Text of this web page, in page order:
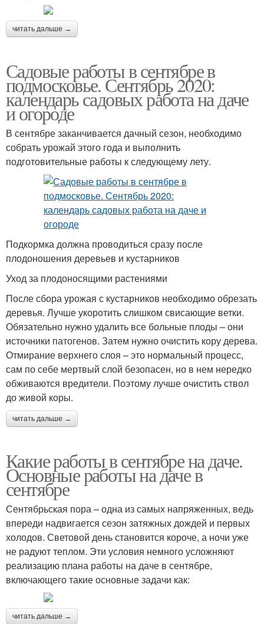
читать дальше →
Садовые работы в сентябре в
подмосковье. Сентябрь 2020:
календарь садовых работа на даче
и огороде
В сентябре заканчивается дачный сезон, необходимо
собрать урожай этого года и выполнить
подготовительные работы к следующему лету.
Подкормка должна проводиться сразу после
плодоношения деревьев и кустарников
Уход за плодоносящими растениями
После сбора урожая с кустарников необходимо обрезать
деревья. Лучше укоротить слишком свисающие ветки.
Обязательно нужно удалить все больные плоды – они
источники патогенов. Затем нужно очистить кору дерева.
Отмирание верхнего слоя – это нормальный процесс,
сам по себе мертвый слой безопасен, но в нем нередко
обживаются вредители. Поэтому лучше очистить ствол
до живой коры.
читать дальше →
Какие работы в сентябре на даче.
Основные работы на даче в
сентябре
Сентябрьская пора – одна из самых напряженных, ведь
впереди надвигается сезон затяжных дождей и первых
холодов. Световой день становится короче, а ночи уже
не радуют теплом. Эти условия немного усложняют
реализацию плана работы на даче в сентябре,
включающего такие основные задачи как:
читать дальше →